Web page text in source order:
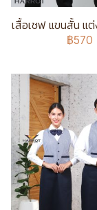
เสื้อเชฟ แขนสั้น แ
฿570